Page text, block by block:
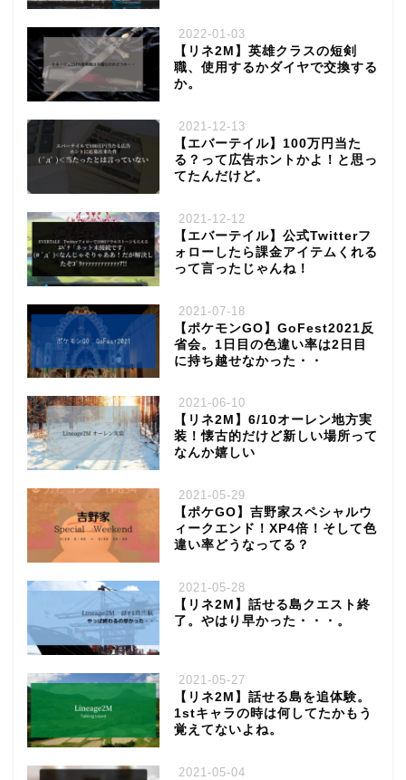
2022-01-03
【リネ2M】英雄クラスの短剣
職、使用するかダイヤで交換する
か。
2021-12-13
【エバーテイル】100万円当た
る？って広告ホントかよ！と思っ
てたんだけど。
2021-12-12
【エバーテイル】公式Twitterフ
ォローしたら課金アイテムくれる
って言ったじゃんね！
2021-07-18
【ポケモンGO】GoFest2021反
省会。1日目の色違い率は2日目
に持ち越せなかった・・
2021-06-10
【リネ2M】6/10オーレン地方実
装！懐古的だけど新しい場所って
なんか嬉しい
2021-05-29
【ポケGO】吉野家スペシャルウ
ィークエンド！XP4倍！そして色
違い率どうなってる？
2021-05-28
【リネ2M】話せる島クエスト終
了。やはり早かった・・・。
2021-05-27
【リネ2M】話せる島を追体験。
1stキャラの時は何してたかもう
覚えてないよね。
2021-05-04